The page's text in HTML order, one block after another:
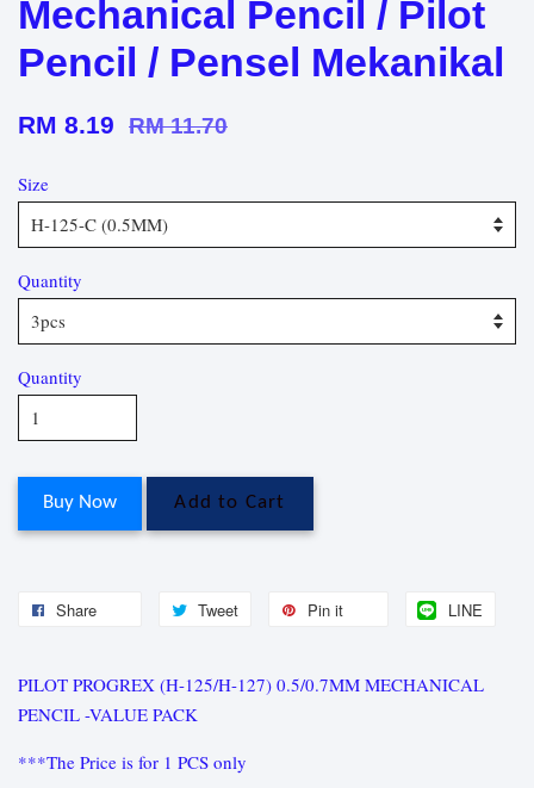
Mechanical Pencil / Pilot
Pencil / Pensel Mekanikal
RM 8.19 RM 11.70
Size
Quantity
Quantity
Buy Now Add to Cart
Share Tweet Pin it LINE
PILOT PROGREX (H-125/H-127) 0.5/0.7MM MECHANICAL
PENCIL -VALUE PACK
***The Price is for 1 PCS only